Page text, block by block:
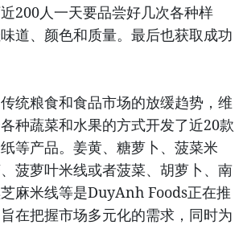
200人一天要品尝好几次各种样
道、颜色和质量。最后也获取成功
统粮食和食品市场的放缓趋势，维
种蔬菜和水果的方式开发了近20款
等产品。姜黄、糖萝卜、菠菜米
菠萝叶米线或者菠菜、胡萝卜、南
麻米线等是DuyAnh Foods正在推
在把握市场多元化的需求，同时为